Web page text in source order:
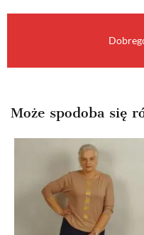
Może spodoba się